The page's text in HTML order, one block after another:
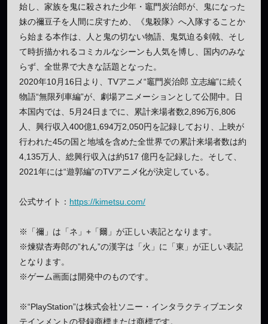
始し、家族を鬼に殺された少年・竈門炭治郎が、鬼になった
妹の禰豆子を人間に戻すため、《鬼殺隊》へ入隊することか
ら始まる本作は、人と鬼の切ない物語、鬼気迫る剣戟、そし
て時折描かれるコミカルなシーンも人気を博し、国内のみな
らず、全世界で大きな話題となった。
2020年10月16日より、TVアニメ“竈門炭治郎 立志編”に続く
物語“無限列車編”が、劇場アニメーションとして公開中。日
本国内では、5月24日までに、累計来場者数2,896万6,806
人、興行収入400億1,694万2,050円を記録しており、上映が
行われた45の国と地域を含めた全世界での累計来場者数は約
4,135万人、総興行収入は約517 億円を記録した。そして、
2021年には“遊郭編”のTVアニメ化が決定している。
公式サイト： https://kimetsu.com/
※「禰」は「ネ」+「爾」が正しい表記となります。
※煉獄杏寿郎の”れん”の漢字は「火」に「東」が正しい表記
となります。
※ゲーム画面は開発中のものです。
※“PlayStation”は株式会社ソニー・インタラクティブエンタ
テインメントの登録商標または商標です。